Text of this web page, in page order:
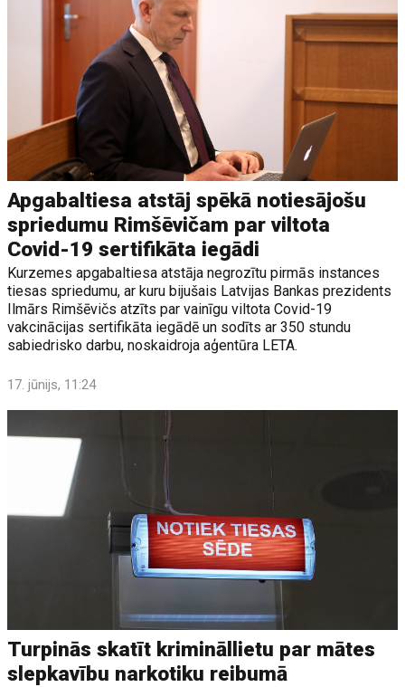
Apgabaltiesa atstāj spēkā notiesājošu
spriedumu Rimšēvičam par viltota
Covid-19 sertifikāta iegādi
Kurzemes apgabaltiesa atstāja negrozītu pirmās instances
tiesas spriedumu, ar kuru bijušais Latvijas Bankas prezidents
Ilmārs Rimšēvičs atzīts par vainīgu viltota Covid-19
vakcinācijas sertifikāta iegādē un sodīts ar 350 stundu
sabiedrisko darbu, noskaidroja aģentūra LETA.
17. jūnijs, 11:24
Turpinās skatīt krimināllietu par mātes
slepkavību narkotiku reibumā